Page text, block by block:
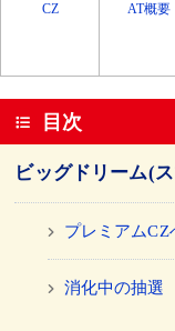
CZ AT概要
目次
ビッグドリーム(
プレミアムCZ
消化中の抽選